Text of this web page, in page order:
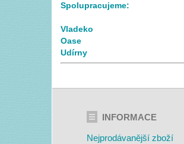
Spolupracujeme:
Vladeko
Oase
Udírny
INFORMACE
Nejprodávanější zboží